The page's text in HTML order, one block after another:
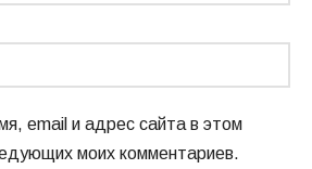
email и адрес сайта в этом
моих комментариев.